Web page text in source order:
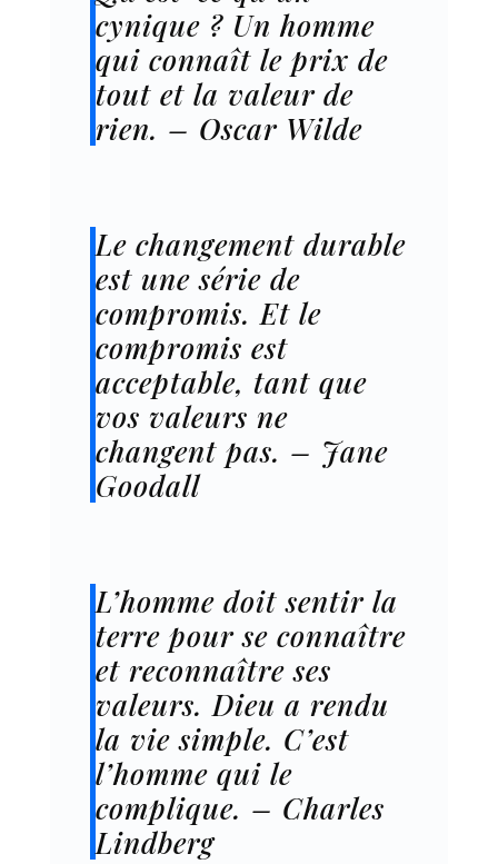
cynique ? Un homme
qui connaît le prix de
tout et la valeur de
rien. – Oscar Wilde
Le changement durable
est une série de
compromis. Et le
compromis est
acceptable, tant que
vos valeurs ne
changent pas. – Jane
Goodall
L’homme doit sentir la
terre pour se connaître
et reconnaître ses
valeurs. Dieu a rendu
la vie simple. C’est
l’homme qui le
complique. – Charles
Lindberg